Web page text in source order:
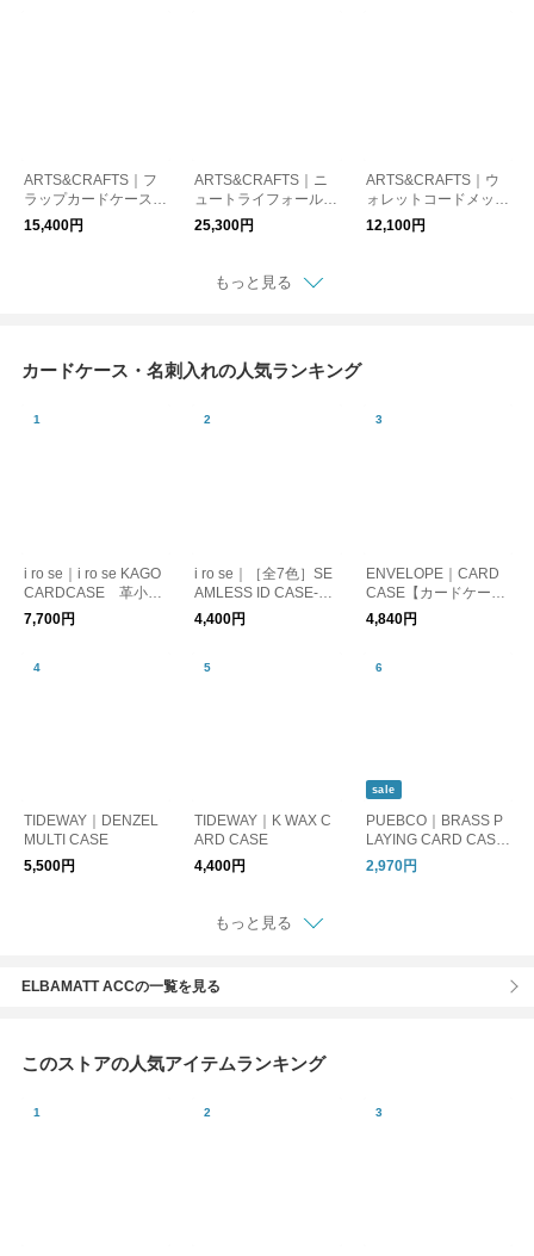
ARTS&CRAFTS｜フ
ラップカードケース
"ELBAMATT ACC" FL
AP CARD CASE スタ
15,400円
ARTS&CRAFTS｜ニ
ュートライフォールド
ウォレット "ELBAMA
TT ACC" NEW TRIFO
ードサプライ アーツ
アンドクラフツ ギフ
25,300円
ARTS&CRAFTS｜ウ
ォレットコードメッシ
ュ "ELBAMATT ACC"
WALLETCORD MES
12,100円
もっと見る
カードケース・名刺入れの人気ランキング
i ro se｜i ro se KAGO
CARDCASE 革小
物 カードケース レ
ザー
7,700円
i ro se｜［全7色］SE
AMLESS ID CASE-PV
C IDケース・パスケー
ス・マルチケース
4,400円
ENVELOPE｜CARD
CASE【カードケー
ス】
4,840円
TIDEWAY｜DENZEL
MULTI CASE
5,500円
TIDEWAY｜K WAX C
ARD CASE
4,400円
sale
PUEBCO｜BRASS P
LAYING CARD CASE/
カードケース
2,970円
もっと見る
ELBAMATT ACCの一覧を見る
このストアの人気アイテムランキング